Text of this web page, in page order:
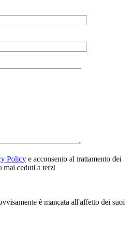
Policy e acconsento al trattamento dei
ceduti a terzi
è mancata all'affetto dei suoi